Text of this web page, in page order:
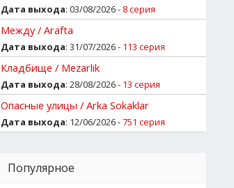
Дата выхода: 03/08/2026 - 8 серия
Между / Arafta
Дата выхода: 31/07/2026 - 113 серия
Кладбище / Mezarlik
Дата выхода: 28/08/2026 - 13 серия
Опасные улицы / Arka Sokaklar
Дата выхода: 12/06/2026 -751 серия
Популярное